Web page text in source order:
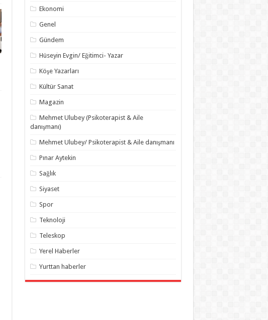
Ekonomi
Genel
Gündem
Hüseyin Evgin/ Eğitimci- Yazar
Köşe Yazarları
Kültür Sanat
Magazin
Mehmet Ulubey (Psikoterapist & Aile
danışmanı)
Mehmet Ulubey/ Psikoterapist & Aile danışmanı
Pınar Aytekin
Sağlık
Siyaset
Spor
Teknoloji
Teleskop
Yerel Haberler
Yurttan haberler